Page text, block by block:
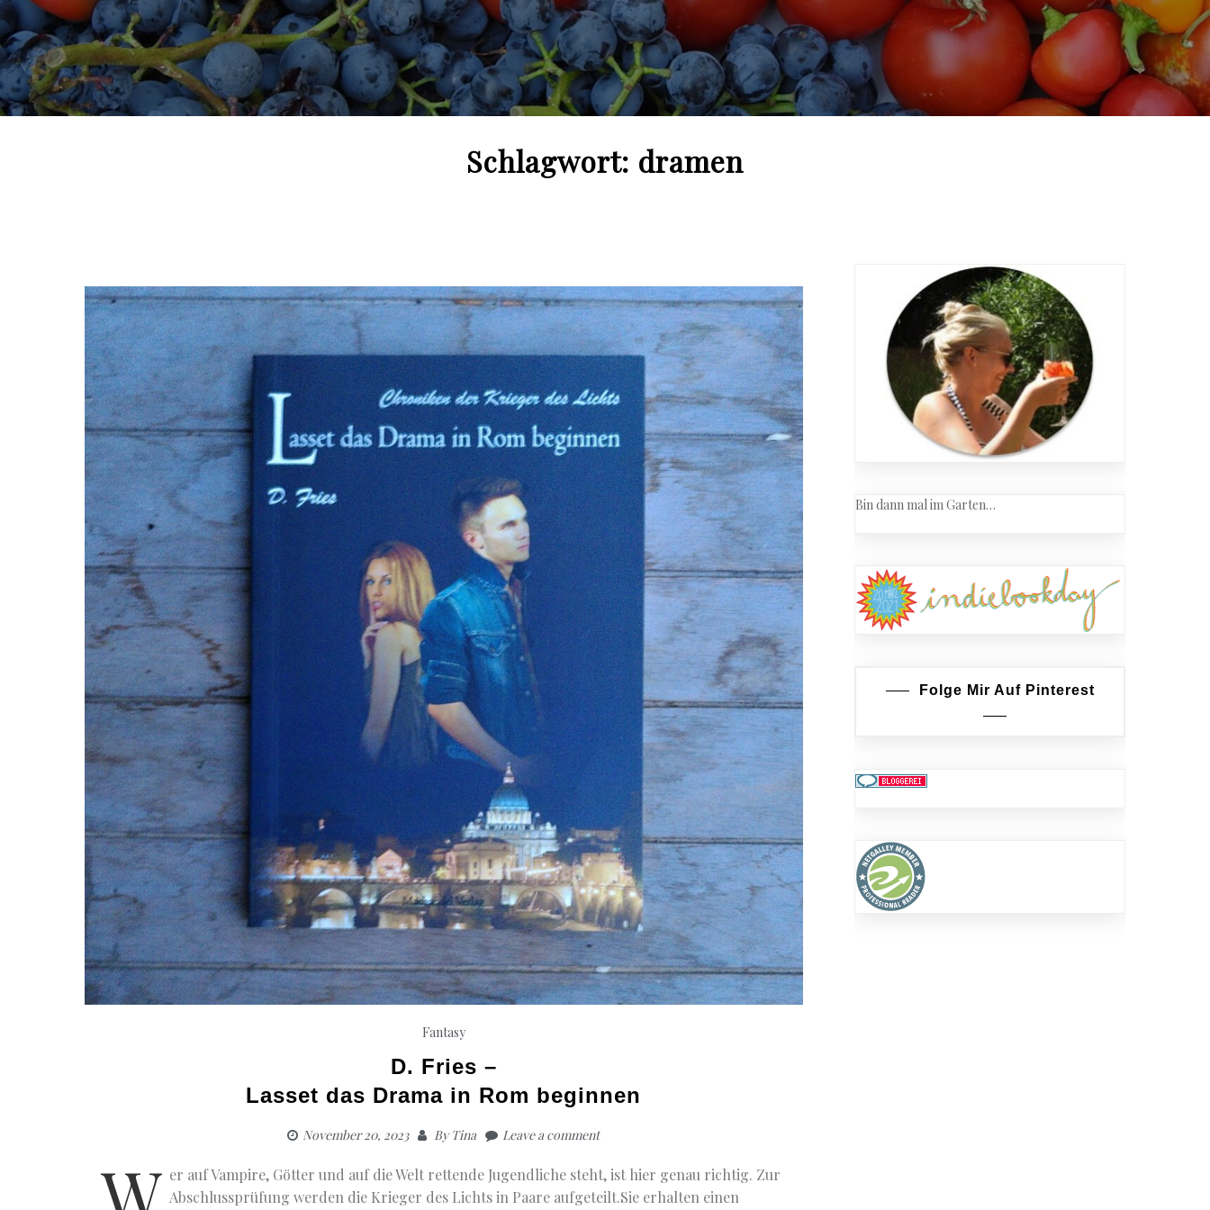
Schlagwort: dramen
Fantasy
D. Fries –
Lasset das Drama in Rom beginnen
November 20, 2023 ByTina Leave a comment
er auf Vampire, Götter und auf die Welt rettende Jugendliche steht, ist hier genau richtig. Zur
Abschlussprüfung werden die Krieger des Lichts in Paare aufgeteilt.Sie erhalten einen
Bin dann mal im Garten…
Folge Mir Auf Pinterest